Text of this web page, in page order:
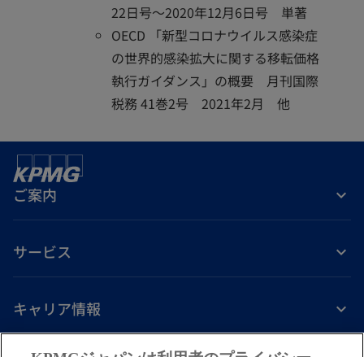
22日号～2020年12月6日号 単著
OECD 「新型コロナウイルス感染症
の世界的感染拡大に関する移転価格
執行ガイダンス」の概要 月刊国際
税務 41巻2号 2021年2月 他
ご案内
サービス
キャリア情報
新